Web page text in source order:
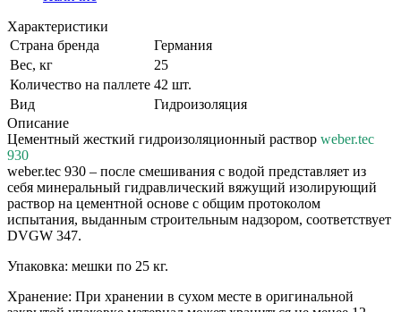
Характеристики
Страна бренда
Германия
Вес, кг
25
Количество на паллете 42 шт.
Вид
Гидроизоляция
Описание
Цементный жесткий гидроизоляционный раствор weber.tec
930
weber.tec 930 – после смешивания с водой представляет из
себя минеральный гидравлический вяжущий изолирующий
раствор на цементной основе с общим протоколом
испытания, выданным строительным надзором, соответствует
DVGW 347.
Упаковка: мешки по 25 кг.
Хранение: При хранении в сухом месте в оригинальной